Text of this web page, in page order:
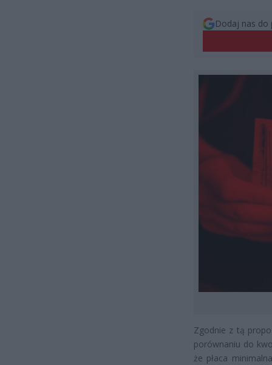
Dodaj nas do
Zgodnie z tą
porównaniu do
że płaca